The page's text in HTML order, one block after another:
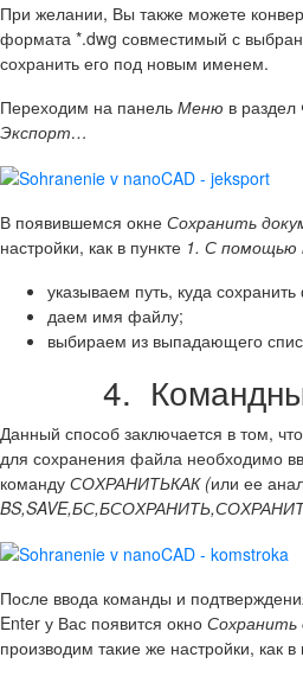
При желании, Вы также можете
формата *.dwg совместимый с
сохранить его под новым именем.
Переходим на панель Меню в раздел
Экспорт…
В появившемся окне Сохранить
настройки, как в пункте 1. С помощью
указываем путь, куда
даем имя файлу;
выбираем из выпадающего
4.
Данный способ заключается в том,
для сохранения файла необходимо
команду СОХРАНИТЬКАК (или ее
После ввода команды и
Enter у Вас появится окно Сохранить
производим такие же настройки, как в